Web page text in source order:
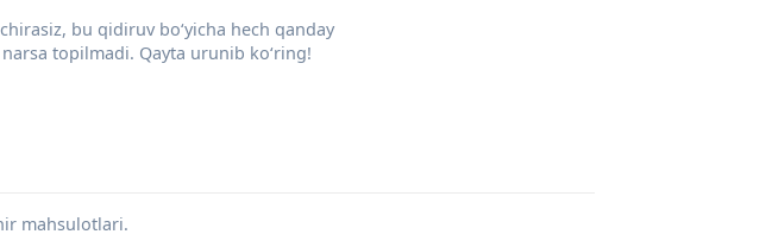
bu qidiruv bo‘yicha hech qanday
narsa topilmadi. Qayta urunib ko‘ring!
mahsulotlari.